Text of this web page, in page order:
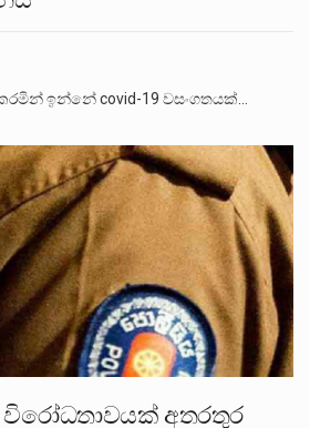
ඉන්නේ covid-19 වසංගතයක්…
අතරතුර